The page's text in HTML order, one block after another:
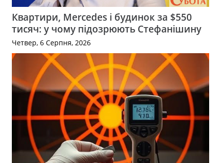
Квартири, Mercedes і будинок за $550
тисяч: у чому підозрюють Стефанішину
Четвер, 6 Серпня, 2026